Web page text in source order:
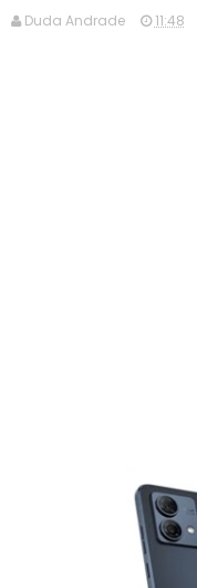
Duda Andrade 11:48